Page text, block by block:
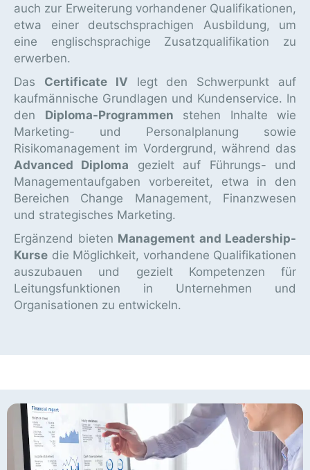
auch zur Erweiterung vorhandener Qualifikationen,
etwa einer deutschsprachigen Ausbildung, um
eine englischsprachige Zusatzqualifikation zu
erwerben.
Das Certificate IV legt den Schwerpunkt auf
kaufmännische Grundlagen und Kundenservice. In
den Diploma-Programmen stehen Inhalte wie
Marketing- und Personalplanung sowie
Risikomanagement im Vordergrund, während das
Advanced Diploma gezielt auf Führungs- und
Managementaufgaben vorbereitet, etwa in den
Bereichen Change Management, Finanzwesen
und strategisches Marketing.
Ergänzend bieten Management and Leadership-
Kurse die Möglichkeit, vorhandene Qualifikationen
auszubauen und gezielt Kompetenzen für
Leitungsfunktionen in Unternehmen und
Organisationen zu entwickeln.